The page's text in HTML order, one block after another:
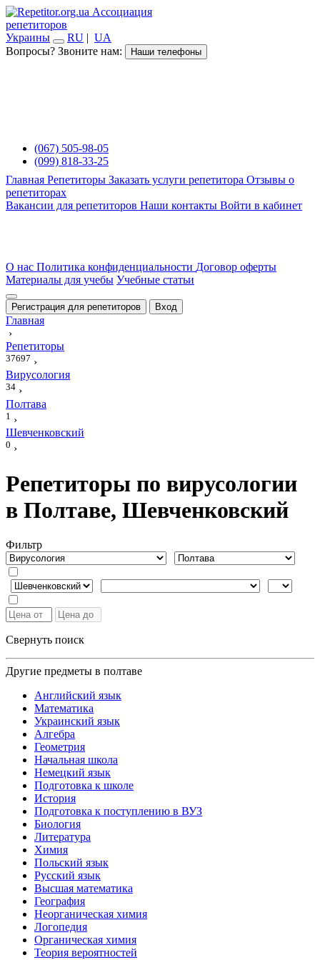
Ассоциация
репетиторов
Украины
RU | UA
Вопросы? Звоните нам:
Наши телефоны
(067) 505-98-05
(099) 818-33-25
Главная Репетиторы Заказать услуги репетитора Отзывы о
репетиторах
Вакансии для репетиторов Наши контакты Войти в кабинет
О нас Политика конфиденциальности Договор оферты
Материалы для учебы Учебные статьи
Регистрация для репетиторов Вход
Главная
›
Репетиторы
37697 ›
Вирусология
34 ›
Полтава
1 ›
Шевченковский
0 ›
Репетиторы по вирусологии
в Полтаве, Шевченковский
Фильтр
Свернуть поиск
Другие предметы в полтаве
Английский язык
Математика
Украинский язык
Алгебра
Геометрия
Начальная школа
Немецкий язык
Подготовка к школе
История
Подготовка к поступлению в ВУЗ
Биология
Литература
Химия
Польский язык
Русский язык
Высшая математика
География
Неорганическая химия
Логопедия
Органическая химия
Теория вероятностей